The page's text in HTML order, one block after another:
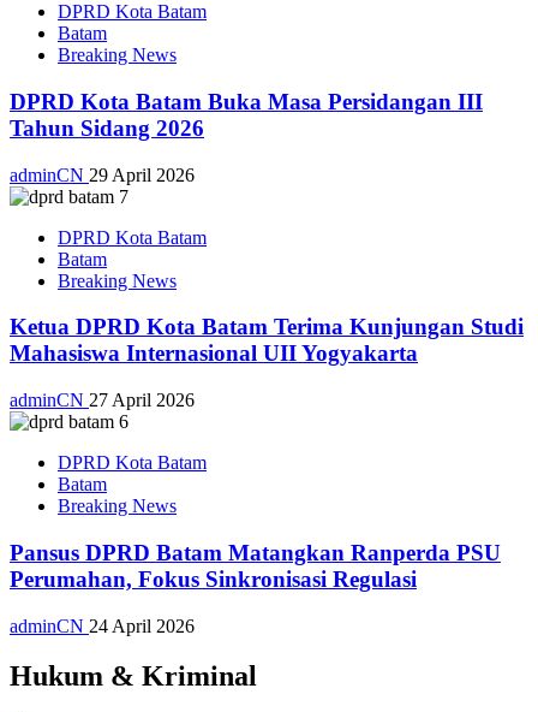
DPRD Kota Batam
Batam
Breaking News
DPRD Kota Batam Buka Masa Persidangan III
Tahun Sidang 2026
adminCN 29 April 2026
DPRD Kota Batam
Batam
Breaking News
Ketua DPRD Kota Batam Terima Kunjungan Studi
Mahasiswa Internasional UII Yogyakarta
adminCN 27 April 2026
DPRD Kota Batam
Batam
Breaking News
Pansus DPRD Batam Matangkan Ranperda PSU
Perumahan, Fokus Sinkronisasi Regulasi
adminCN 24 April 2026
Hukum & Kriminal